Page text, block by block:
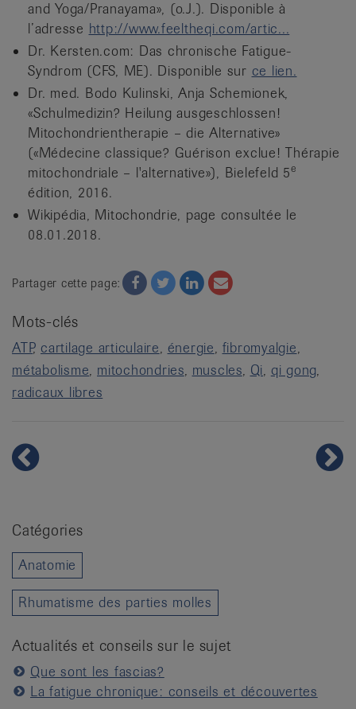
and Yoga/Pranayama», (o.J.). Disponible à
l’adresse http://www.feeltheqi.com/artic...
Dr. Kersten.com: Das chronische Fatigue-
Syndrom (CFS, ME). Disponible sur ce lien.
Dr. med. Bodo Kulinski, Anja Schemionek,
«Schulmedizin? Heilung ausgeschlossen!
Mitochondrientherapie – die Alternative»
(«Médecine classique? Guérison exclue! Thérapie
mitochondriale – l'alternative»), Bielefeld 5e
édition, 2016.
Wikipédia, Mitochondrie, page consultée le
08.01.2018.
Partager cette page: Facebook
TwitterTwitterEmail
Mots-clés
ATP cartilage articulaire énergie fibromyalgie
métabolisme mitochondries muscles Qi qi gong
radicaux libres
Catégories
Anatomie
Rhumatisme des parties molles
Actualités et conseils sur le sujet
Que sont les fascias?
La fatigue chronique: conseils et découvertes